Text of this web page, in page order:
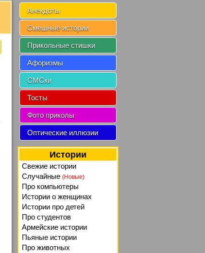
Анекдоты
Смешные истории
Прикольные стишки
Афоризмы
СМСки
Тосты
Фото приколы
Оптические иллюзии
Истории
Свежие истории
Случайные (Новые)
Про компьютеры
Истории о женщинах
Истории про детей
Про студентов
Армейские истории
Пьяные истории
Про животных